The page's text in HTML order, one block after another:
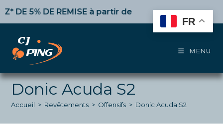
5% DE REMISEà partir de 50€ d’achat,10%dès
MENU
Donic Acuda S2
Accueil > Revêtements > Offensifs > Donic Acuda S2
FR